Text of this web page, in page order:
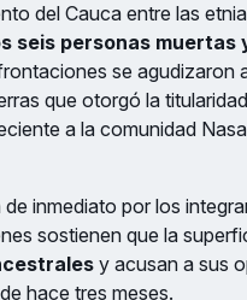
del Cauca entre las
seis personas muertas
se agudizaron
que otorgó la
a la comunidad
inmediato por los
sostienen que la
y acusan a sus
hace tres meses.